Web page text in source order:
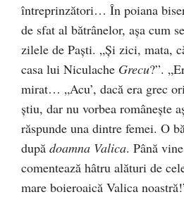
întreprinzători… În poiana
de sfat al bătrânelor, aşa cum
zilele de Paşti. „Şi zici, mata,
casa lui Niculache Grecu?”.
mirat… „Acu’, dacă era grec
ştiu, dar nu vorbea româneşte
răspunde una dintre femei. O
după doamna Valica. Până
comentează hâtru alături de
mare boieroaică Valica